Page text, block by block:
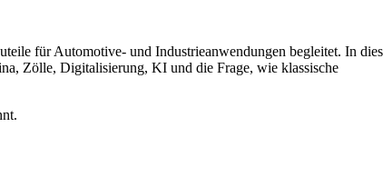
für Automotive- und Industrieanwendungen begleitet. In
Zölle, Digitalisierung, KI und die Frage, wie klassische